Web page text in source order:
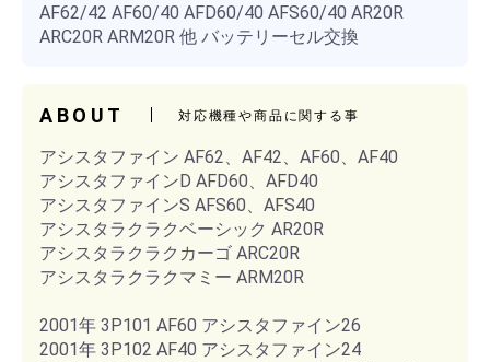
AF62/42 AF60/40 AFD60/40 AFS60/40 AR20R
ARC20R ARM20R 他 バッテリーセル交換
ABOUT 対応機種や商品に関する事
アシスタファイン AF62、AF42、AF60、AF40
アシスタファインD AFD60、AFD40
アシスタファインS AFS60、AFS40
アシスタラクラクベーシック AR20R
アシスタラクラクカーゴ ARC20R
アシスタラクラクマミー ARM20R
2001年 3P101 AF60 アシスタファイン26
2001年 3P102 AF40 アシスタファイン24